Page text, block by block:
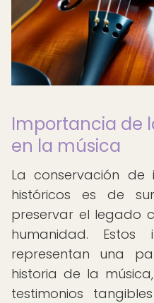
Importancia de
en la música
La conservación de
históricos es de
preservar el legado
humanidad. Estos
representan una
historia de la
testimonios